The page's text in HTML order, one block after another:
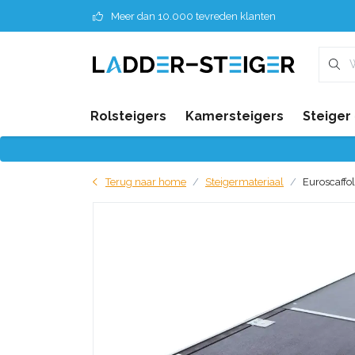
Meer dan 10.000 tevreden klanten
Rolsteigers Kamersteigers Steiger
Terug naar home Steigermateriaal